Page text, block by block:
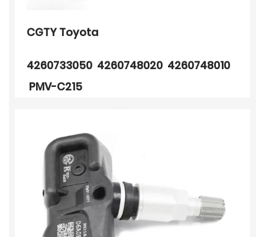
CGTY Toyota
4260733050 4260748020 4260748010
PMV-C215